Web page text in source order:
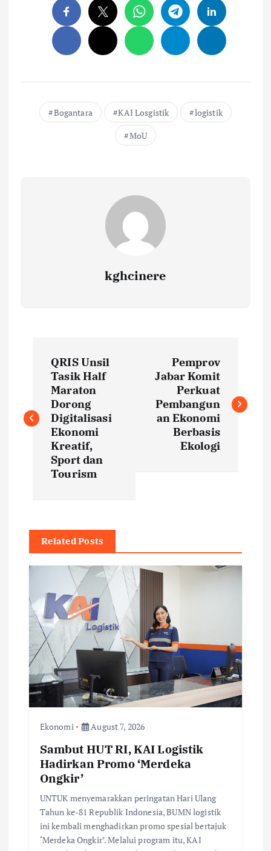
Bogantara KAI Losgistik
logistik
MoU
kghcinere
s
v
g
a
t
o
QRIS Unsil
Tasik Half
Maraton
Dorong
Digitalisasi
Ekonomi
Kreatif,
Sport dan
Tourism
Pemprov
Jabar Komit
Perkuat
Pembangun
an Ekonomi
Berbasis
Ekologi
Related Posts
Ekonomi August 7, 2026
Sambut HUT RI, KAI Logistik
Hadirkan Promo ‘Merdeka
Ongkir’
UNTUK menyemarakkan peringatan Hari Ulang
Tahun ke-81 Republik Indonesia, BUMN logistik
ini kembali menghadirkan promo spesial bertajuk
‘Merdeka Ongkir’. Melalui program itu, KAI